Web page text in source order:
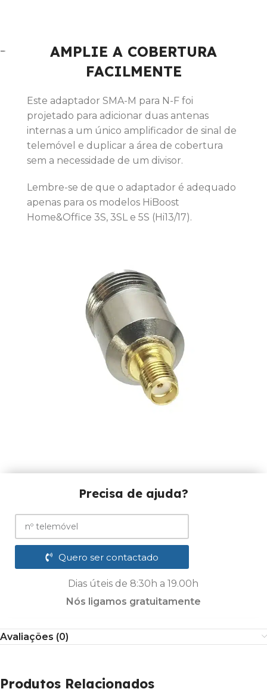
Descrição AMPLIE A COBERTURA
FACILMENTE
Este adaptador SMA-M para N-F foi
projetado para adicionar duas antenas
internas a um único amplificador de sinal de
telemóvel e duplicar a área de cobertura
sem a necessidade de um divisor.
Lembre-se de que o adaptador é adequado
apenas para os modelos HiBoost
Home&Office 3S, 3SL e 5S (Hi13/17).
Precisa de ajuda?
Quero ser contactado
Dias úteis de 8:30h a 19.00h
Nós ligamos gratuitamente
Avaliações (0)
Produtos Relacionados